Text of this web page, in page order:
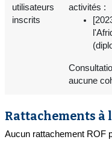
utilisateurs
inscrits
activités :
aucune
Rattachements
Aucun rattachement ROF